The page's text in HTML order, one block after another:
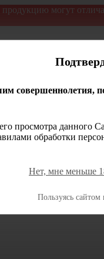
могут
совершеннолетия,
просмотра данного
обработки
Нет, мне меньше
Пользуясь